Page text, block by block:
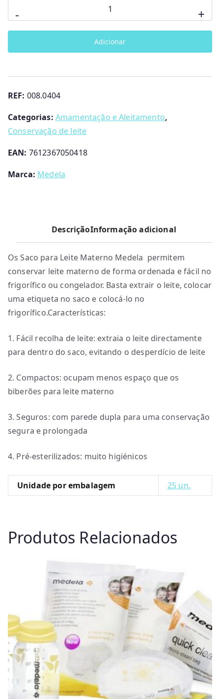
-
de
Sacos
Materno
Medela
+
Adicionar
REF: 008.0404
Categorias: Amamentação e Aleitamento,
Conservação de leite
EAN: 7612367050418
Marca: Medela
DescriçãoInformação adicional
Os Saco para Leite Materno Medela permitem
conservar leite materno de forma ordenada e fácil no
frigorífico ou congelador. Basta extrair o leite, colocar
uma etiqueta no saco e colocá-lo no
frigorífico.Características:
1. Fácil recolha de leite: extraia o leite directamente
para dentro do saco, evitando o desperdício de leite
2. Compactos: ocupam menos espaço que os
biberões para leite materno
3. Seguros: com parede dupla para uma conservação
segura e prolongada
4. Pré-esterilizados: muito higiénicos
Unidade por embalagem 25 un.
Produtos Relacionados